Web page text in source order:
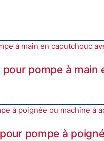
pour pompe à
pompe à